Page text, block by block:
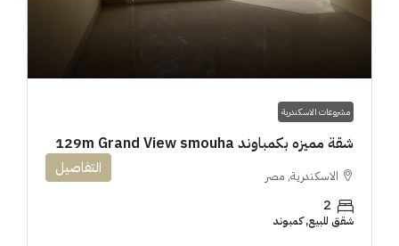
مشروعات الاسكندرية
شقة مميزه بكمباوند 129m Grand View smouha
الاسكندرية, مصر
2
شقق للبيع, كمبوند
التفاصيل